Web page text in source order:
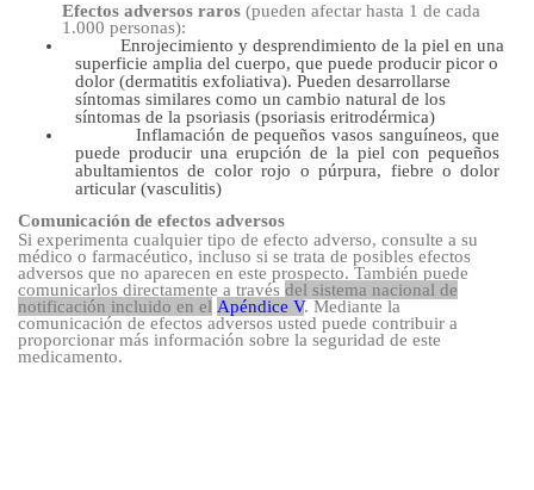
Efectos adversos raros (pueden afectar hasta 1 de cada
1.000 personas):
Enrojecimiento y desprendimiento de la piel en una
superficie amplia del cuerpo, que puede producir picor o
dolor (dermatitis exfoliativa). Pueden desarrollarse
síntomas similares como un cambio natural de los
síntomas de la psoriasis (psoriasis eritrodérmica)
Inflamación de pequeños vasos sanguíneos, que
puede producir una erupción de la piel con pequeños
abultamientos de color rojo o púrpura, fiebre o dolor
articular (vasculitis)
Comunicación de efectos adversos
Si experimenta cualquier tipo de efecto adverso, consulte a su
médico o farmacéutico, incluso si se trata de posibles efectos
adversos que no aparecen en este prospecto. También puede
comunicarlos directamente a través del sistema nacional de
notificación incluido en el Apéndice V. Mediante la
comunicación de efectos adversos usted puede contribuir a
proporcionar más información sobre la seguridad de este
medicamento.